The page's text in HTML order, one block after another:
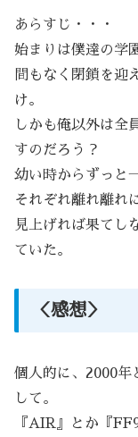
あらすじ・・・
始まりは僕達の学
間もなく閉鎖を迎
け。
しかも俺以外は全
すのだろう？
幼い時からずっと
それぞれ離れ離れ
見上げれば果てし
ていた。
＜感想＞
個人的に、2000年
して。
『AIR』とか『